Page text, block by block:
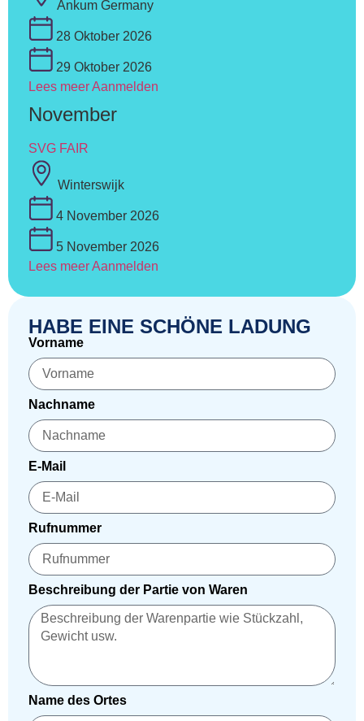
Ankum Germany
28 Oktober 2026
29 Oktober 2026
Lees meerAanmelden
November
SVG FAIR
Winterswijk
4 November 2026
5 November 2026
Lees meerAanmelden
HABE EINE SCHÖNE LADUNG
Vorname
Nachname
E-Mail
Rufnummer
Beschreibung der Partie von Waren
Name des Ortes